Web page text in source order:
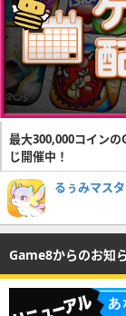
最大300,000コイン
じ開催中！
るぅみマス
Game8からのお知